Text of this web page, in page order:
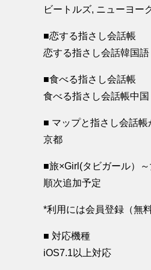
ビートルズ, ニューヨー
■恋する指さし会話帳
恋する指さし会話韓国語
■食べる指さし会話帳
食べる指さし会話帳中国
■ マップと指さし会話帳
京都
■旅×Girl(タビガール）
順次追加予定
*利用には会員登録（無
■ 対応機種
iOS7.1以上対応